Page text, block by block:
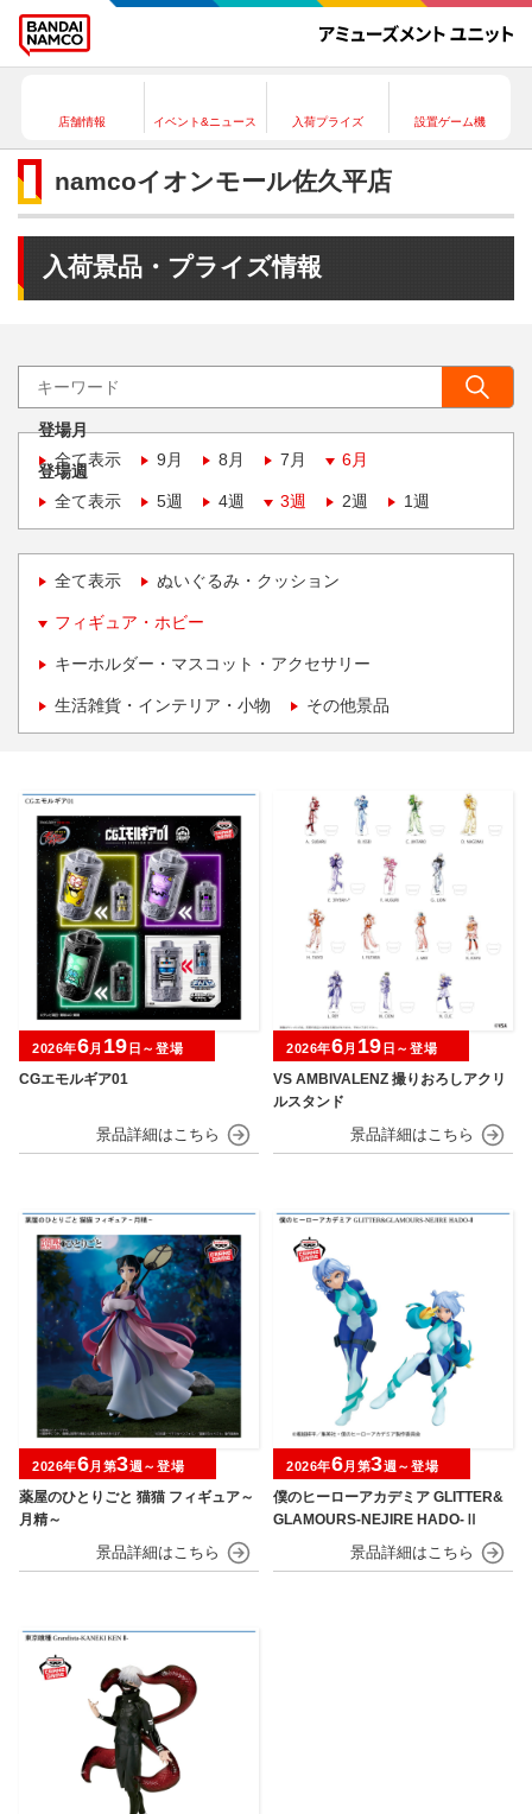
店舗情報 イベント&ニュース 入荷プライズ 設置ゲーム機
namcoイオンモール佐久平店
入荷景品・プライズ情報
登場月
全て表示
9月 8月 7月 6月
登場週
全て表示
5週 4週 3週 2週 1週
全て表示 ぬいぐるみ・クッション
フィギュア・ホビー
キーホルダー・マスコット・アクセサリー
生活雑貨・インテリア・小物 その他景品
CGエモルギア01
2026年6月 19 日～登場
VS AMBIVALENZ 撮りおろしアクリ
ルスタンド
2026年6月 19 日～登場
薬屋のひとりごと 猫猫 フィギュア～
月精～
2026年6月第3週～登場
僕のヒーローアカデミア GLITTER&
GLAMOURS-NEJIRE HADO-Ⅱ
2026年6月第3週～登場